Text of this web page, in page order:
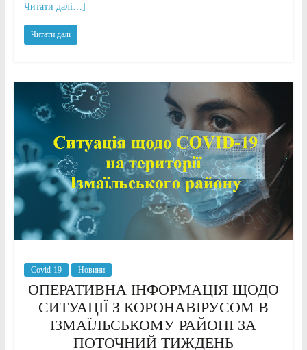
Читати далі…]
Читати далі
Covid-19 Новини
ОПЕРАТИВНА ІНФОРМАЦІЯ ЩОДО
СИТУАЦІЇ З КОРОНАВІРУСОМ В
ІЗМАЇЛЬСЬКОМУ РАЙОНІ ЗА
ПОТОЧНИЙ ТИЖДЕНЬ